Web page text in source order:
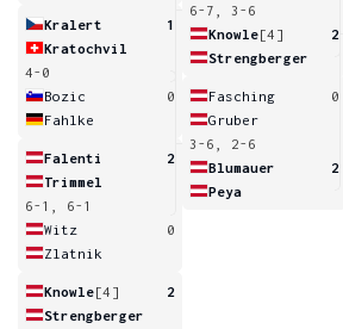
Kralert
1
Kratochvil
4-0
Bozic
0
Fahlke
Falenti
2
Trimmel
6-1, 6-1
Witz
0
Zlatnik
Knowle[4]
2
Strengberger
6-7, 3-6
Knowle[4]
2
Strengberger
Fasching
0
Gruber
3-6, 2-6
Blumauer
2
Peya